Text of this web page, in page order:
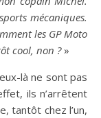
mécaniques.
les GP Moto
cool, non ?»
là ne sont pas
ils n’arrêtent
tantôt chez l’un,